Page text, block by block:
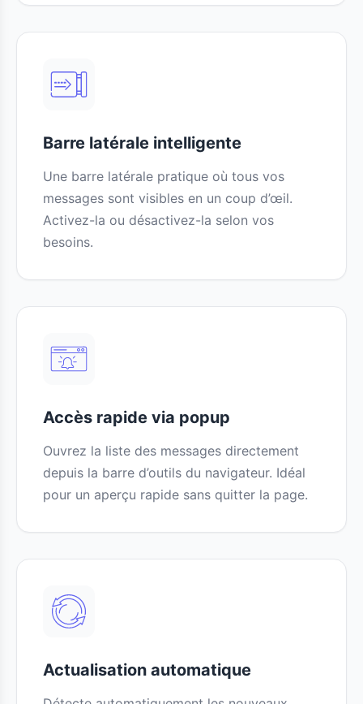
Barre latérale intelligente
Une barre latérale pratique où tous vos
messages sont visibles en un coup d’œil.
Activez-la ou désactivez-la selon vos
besoins.
Accès rapide via popup
Ouvrez la liste des messages directement
depuis la barre d’outils du navigateur. Idéal
pour un aperçu rapide sans quitter la page.
Actualisation automatique